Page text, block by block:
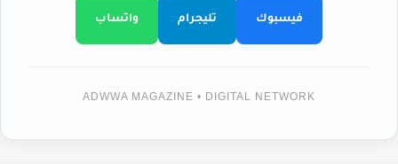
فيسبوك تليجرام واتساب
ADWWA MAGAZINE • DIGITAL NETWORK